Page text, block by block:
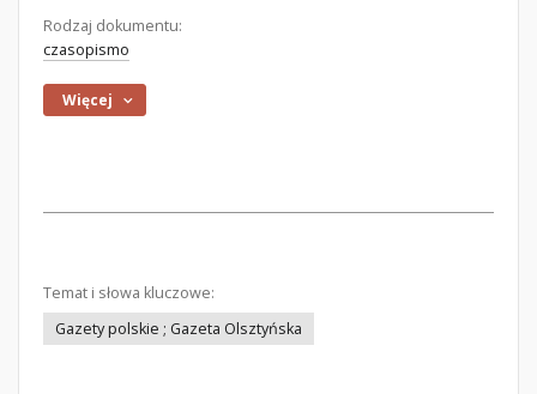
Rodzaj dokumentu:
czasopismo
Więcej
Temat i słowa kluczowe:
Gazety polskie ; Gazeta Olsztyńska